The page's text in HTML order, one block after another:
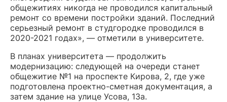
общежитиях никогда не проводился капитальный
ремонт со времени постройки зданий. Последний
серьезный ремонт в студгородке проводился в
2020-2021 годах», — отметили в университете.
В планах университета — продолжить
модернизацию: следующей на очереди станет
общежитие №1 на проспекте Кирова, 2, где уже
подготовлена проектно-сметная документация, а
затем здание на улице Усова, 13а.